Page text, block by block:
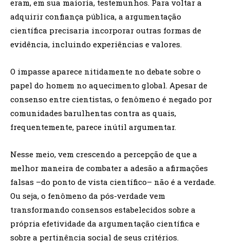
eram, em sua maioria, testemunhos. Para voltar a
adquirir confiança pública, a argumentação
científica precisaria incorporar outras formas de
evidência, incluindo experiências e valores.
O impasse aparece nitidamente no debate sobre o
papel do homem no aquecimento global. Apesar de
consenso entre cientistas, o fenômeno é negado por
comunidades barulhentas contra as quais,
frequentemente, parece inútil argumentar.
Nesse meio, vem crescendo a percepção de que a
melhor maneira de combater a adesão a afirmações
falsas –do ponto de vista científico– não é a verdade.
Ou seja, o fenômeno da pós-verdade vem
transformando consensos estabelecidos sobre a
própria efetividade da argumentação científica e
sobre a pertinência social de seus critérios.